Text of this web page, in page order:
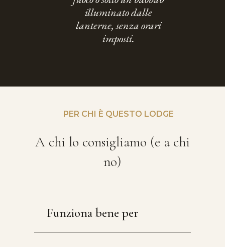
illuminato dalle
lanterne, senza orari
imposti.
PER CHI È QUESTO LODGE
A chi lo consigliamo (e a chi
no)
Funziona bene per